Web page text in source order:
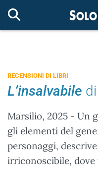
RECENSIONI DI LIBRI
L’insalvabile
Marsilio, 2025 - Un
gli elementi del
personaggi,
irriconoscibile, dove